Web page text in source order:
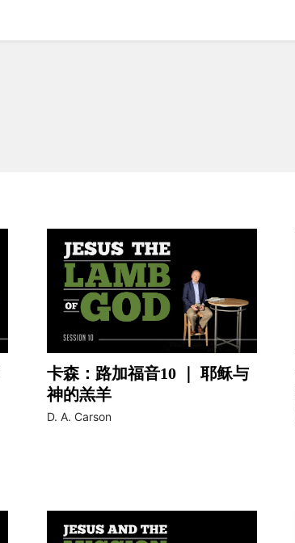
video
卡森：路加福音10 ｜ 耶稣与
神的羔羊
D. A. Carson